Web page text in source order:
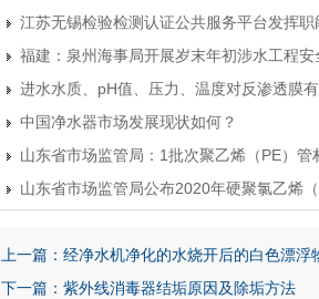
江苏无锡检验检测认证公共服务平台发挥
福建：泉州海事局开展岁末年初涉水工程安
进水水质、pH值、压力、温度对反渗透膜
中国净水器市场发展现状如何？
山东省市场监管局：1批次聚乙烯（PE）
山东省市场监管局公布2020年硬聚氯乙烯
上一篇：经净水机净化的水烧开后的白色漂浮
下一篇：紫外线消毒器结垢原因及除垢方法